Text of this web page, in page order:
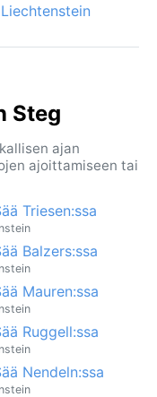
Steg
ajan
ajoittamiseen tai
Triesen:ssa
Balzers:ssa
Mauren:ssa
Ruggell:ssa
Nendeln:ssa